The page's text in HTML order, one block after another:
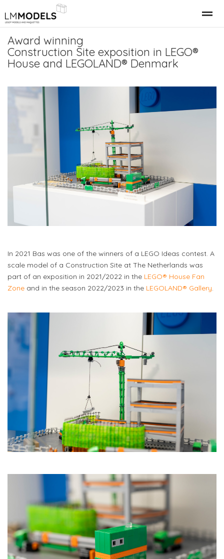
Relatiegeschenk Bedrijfspand
Award winning
Construction Site exposition in LEGO®
House and LEGOLAND® Denmark
In 2021 Bas was one of the winners of a LEGO Ideas contest. A
scale model of a Construction Site at The Netherlands was
part of an exposition in 2021/2022 in the LEGO® House Fan
Zone and in the season 2022/2023 in the LEGOLAND® Gallery.